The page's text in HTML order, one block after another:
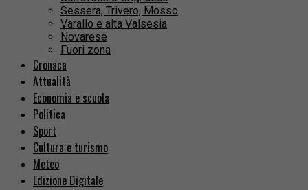
Sessera, Trivero, Mosso
Varallo e alta Valsesia
Novarese
Fuori zona
Cronaca
Attualità
Economia e scuola
Politica
Sport
Cultura e turismo
Meteo
Edizione Digitale